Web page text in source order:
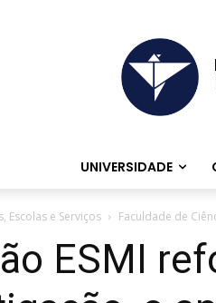
UNIVERSIDADE
Escolas e Serviços Faculdade de
ESMI